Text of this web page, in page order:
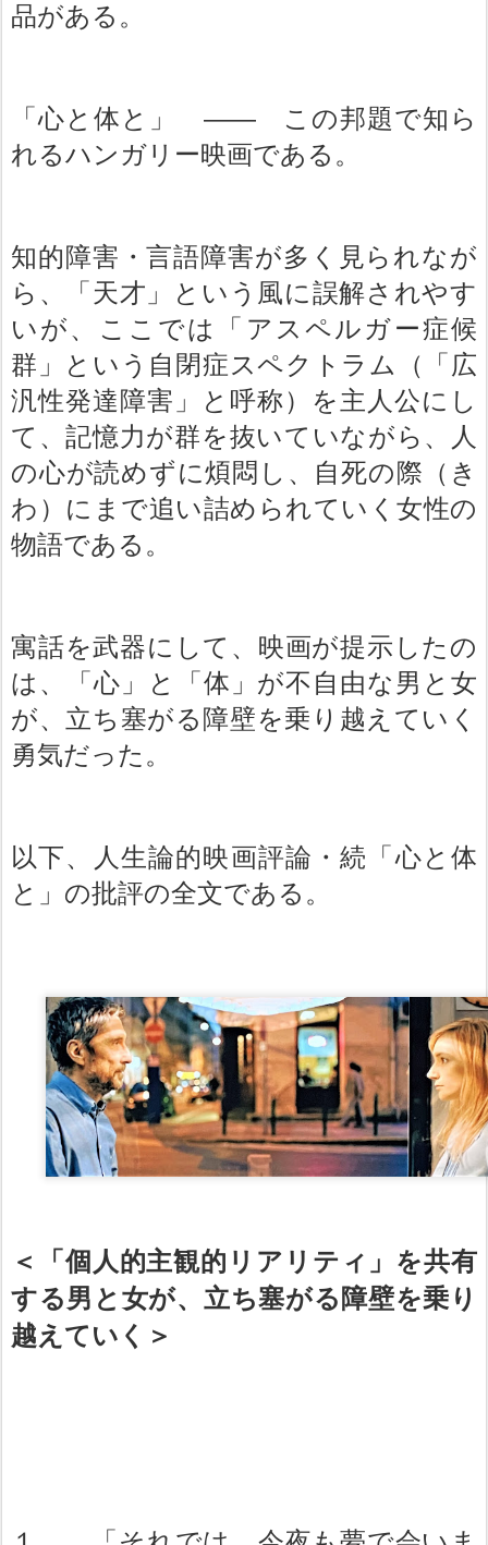
品がある。
「心と体と」 ―― この邦題で知ら
れるハンガリー映画である。
知的障害・言語障害が多く見られなが
ら、「天才」という風に誤解されやす
いが、ここでは「アスペルガー症候
群」という自閉症スペクトラム（「広
汎性発達障害」と呼称）を主人公にし
て、記憶力が群を抜いていながら、人
の心が読めずに煩悶し、自死の際（き
わ）にまで追い詰められていく女性の
物語である。
寓話を武器にして、映画が提示したの
は、「心」と「体」が不自由な男と女
が、立ち塞がる障壁を乗り越えていく
勇気だった。
以下、人生論的映画評論・続「心と体
と」の批評の全文である。
＜「個人的主観的リアリティ」を共有
する男と女が、立ち塞がる障壁を乗り
越えていく＞